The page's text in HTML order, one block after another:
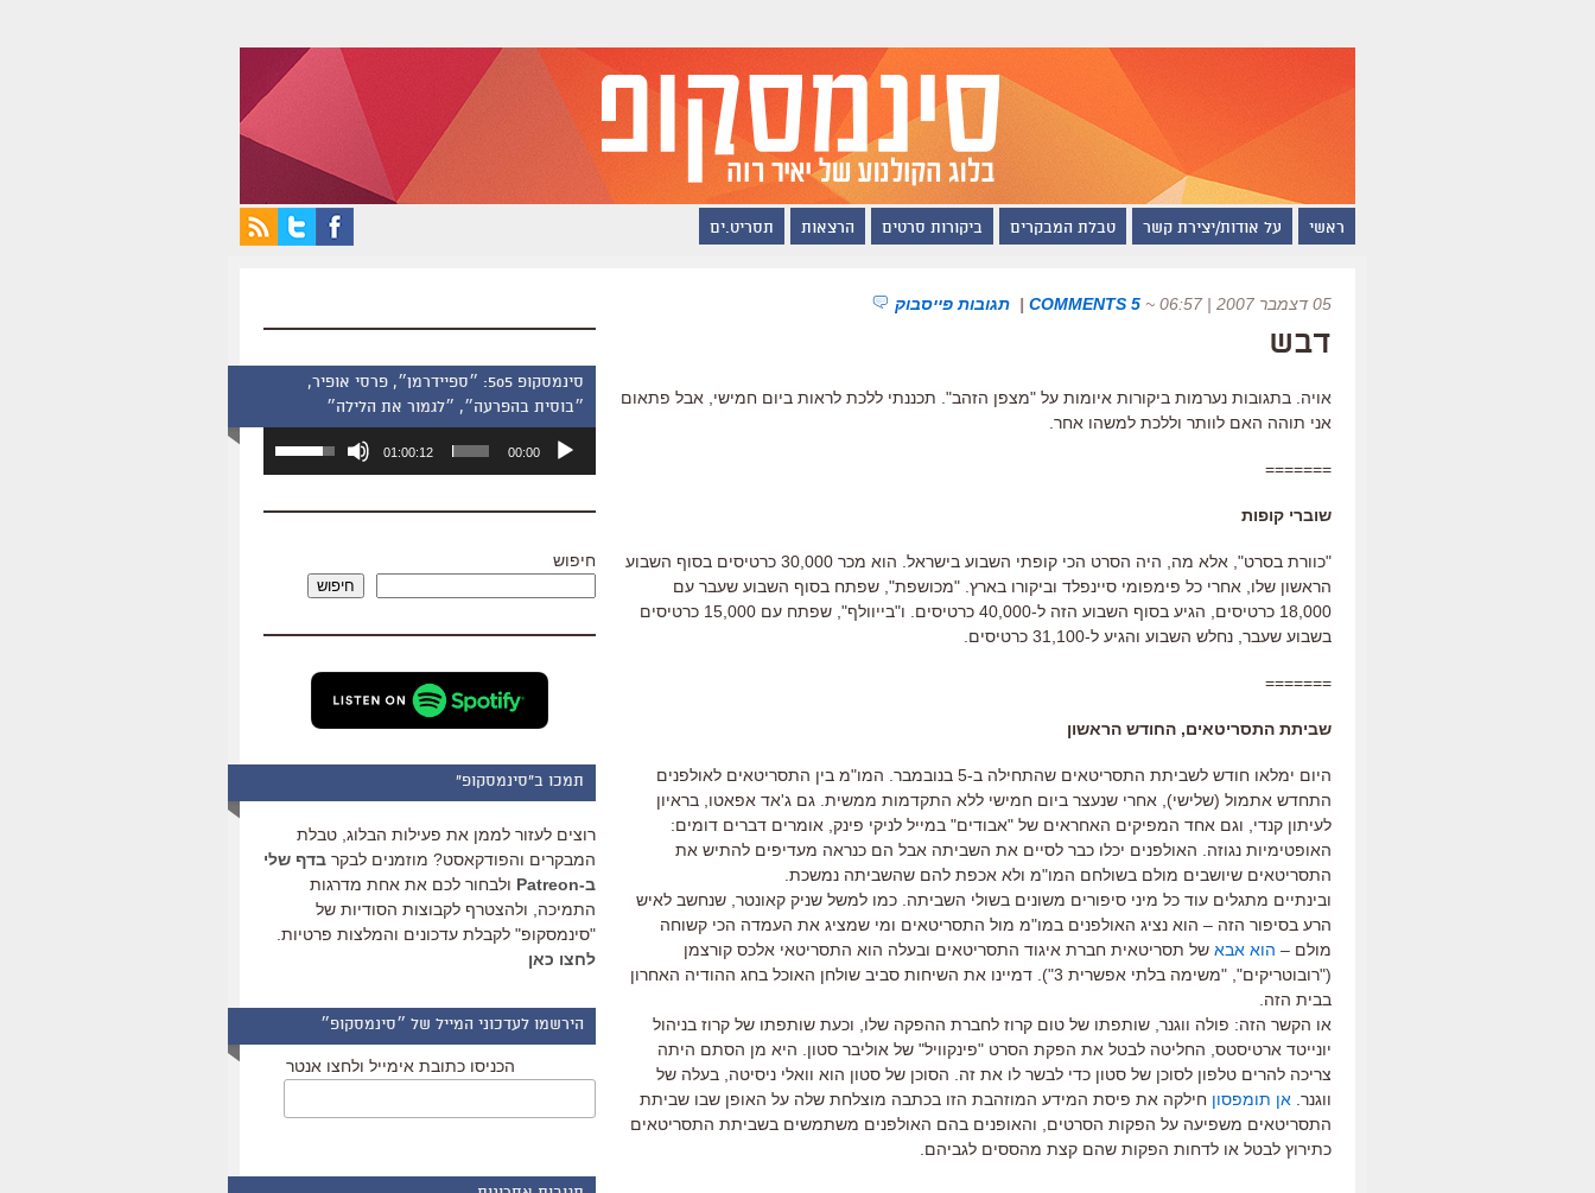
ראשי על אודות/יצירת קשר טבלת המבקרים ביקורות סרטים הרצאות תסריט.ים
05 דצמבר 2007 | 06:57 ~
5 COMMENTS
| תגובות פייסבוק
דבש
אויה. בתגובות נערמות ביקורות איומות על "מצפן הזהב". תכננתי ללכת לראות ביום חמישי, אבל פתאום
אני תוהה האם לוותר וללכת למשהו אחר.
=======
שוברי קופות
"כוורת בסרט", אלא מה, היה הסרט הכי קופתי השבוע בישראל. הוא מכר 30,000 כרטיסים בסוף השבוע
הראשון שלו, אחרי כל פימפומי סיינפלד וביקורו בארץ. "מכושפת", שפתח בסוף השבוע שעבר עם
18,000 כרטיסים, הגיע בסוף השבוע הזה ל-40,000 כרטיסים. ו"בייוולף", שפתח עם 15,000 כרטיסים
בשבוע שעבר, נחלש השבוע והגיע ל-31,100 כרטיסים.
=======
שביתת התסריטאים, החודש הראשון
היום ימלאו חודש לשביתת התסריטאים שהתחילה ב-5 בנובמבר. המו"מ בין התסריטאים לאולפנים
התחדש אתמול (שלישי), אחרי שנעצר ביום חמישי ללא התקדמות ממשית. גם ג'אד אפאטו, בראיון
לעיתון קנדי, וגם אחד המפיקים האחראים של "אבודים" במייל לניקי פינק, אומרים דברים דומים:
האופטימיות נגוזה. האולפנים יכלו כבר לסיים את השביתה אבל הם כנראה מעדיפים להתיש את
התסריטאים שיושבים מולם בשולחם המו"מ ולא אכפת להם שהשביתה נמשכת.
ובינתיים מתגלים עוד כל מיני סיפורים משונים בשולי השביתה. כמו למשל שניק קאונטר, שנחשב לאיש
הרע בסיפור הזה – הוא נציג האולפנים במו"מ מול התסריטאים ומי שמציג את העמדה הכי קשוחה
מולם – הוא אבא של תסריטאית חברת איגוד התסריטאים ובעלה הוא התסריטאי אלכס קורצמן
("רובוטריקים", "משימה בלתי אפשרית 3"). דמיינו את השיחות סביב שולחן האוכל בחג ההודיה האחרון
בבית הזה.
או הקשר הזה: פולה ווגנר, שותפתו של טום קרוז לחברת ההפקה שלו, וכעת שותפתו של קרוז בניהול
יונייטד ארטיסטס, החליטה לבטל את הפקת הסרט "פינקוויל" של אוליבר סטון. היא מן הסתם היתה
צריכה להרים טלפון לסוכן של סטון כדי לבשר לו את זה. הסוכן של סטון הוא וואלי ניסיטה, בעלה של
ווגנר. אן תומפסון חילקה את פיסת המידע המוזהבת הזו בכתבה מוצלחת שלה על האופן שבו שביתת
התסריטאים משפיעה על הפקות הסרטים, והאופנים בהם האולפנים משתמשים בשביתת התסריטאים
כתירוץ לבטל או לדחות הפקות שהם קצת מהססים לגביהם.
סינמסקופ 505: ״ספיידרמן״, פרסי אופיר,
״בוסית בהפרעה״, ״לגמור את הלילה״
אודיו
00:00
01:00:12
השתמש
כדי
שמע.
חיפוש
חיפוש
תמכו ב"סינמסקופ"
רוצים לעזור לממן את פעילות הבלוג, טבלת
המבקרים והפודקאסט? מוזמנים לבקר בדף שלי
ב-Patreon
ולבחור לכם את אחת מדרגות
התמיכה, ולהצטרף לקבוצות הסודיות של
"סינמסקופ" לקבלת עדכונים והמלצות פרטיות.
לחצו כאן
הירשמו לעדכוני המייל של ״סינמסקופ״
הכניסו כתובת אימייל ולחצו אנטר